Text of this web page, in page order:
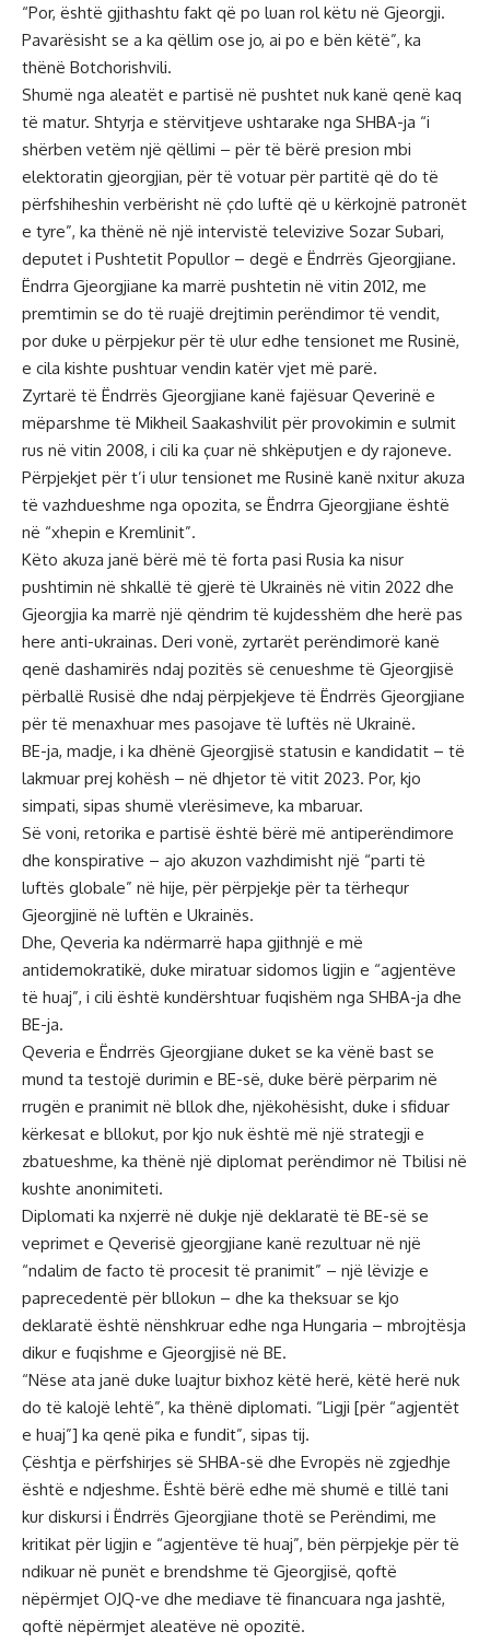
“Por, është gjithashtu fakt që po luan rol këtu në Gjeorgji.
Pavarësisht se a ka qëllim ose jo, ai po e bën këtë”, ka
thënë Botchorishvili.
Shumë nga aleatët e partisë në pushtet nuk kanë qenë kaq
të matur. Shtyrja e stërvitjeve ushtarake nga SHBA-ja “i
shërben vetëm një qëllimi – për të bërë presion mbi
elektoratin gjeorgjian, për të votuar për partitë që do të
përfshiheshin verbërisht në çdo luftë që u kërkojnë patronët
e tyre”, ka thënë në një intervistë televizive Sozar Subari,
deputet i Pushtetit Popullor – degë e Ëndrrës Gjeorgjiane.
Ëndrra Gjeorgjiane ka marrë pushtetin në vitin 2012, me
premtimin se do të ruajë drejtimin perëndimor të vendit,
por duke u përpjekur për të ulur edhe tensionet me Rusinë,
e cila kishte pushtuar vendin katër vjet më parë.
Zyrtarë të Ëndrrës Gjeorgjiane kanë fajësuar Qeverinë e
mëparshme të Mikheil Saakashvilit për provokimin e sulmit
rus në vitin 2008, i cili ka çuar në shkëputjen e dy rajoneve.
Përpjekjet për t’i ulur tensionet me Rusinë kanë nxitur akuza
të vazhdueshme nga opozita, se Ëndrra Gjeorgjiane është
në “xhepin e Kremlinit”.
Këto akuza janë bërë më të forta pasi Rusia ka nisur
pushtimin në shkallë të gjerë të Ukrainës në vitin 2022 dhe
Gjeorgjia ka marrë një qëndrim të kujdesshëm dhe herë pas
here anti-ukrainas. Deri vonë, zyrtarët perëndimorë kanë
qenë dashamirës ndaj pozitës së cenueshme të Gjeorgjisë
përballë Rusisë dhe ndaj përpjekjeve të Ëndrrës Gjeorgjiane
për të menaxhuar mes pasojave të luftës në Ukrainë.
BE-ja, madje, i ka dhënë Gjeorgjisë statusin e kandidatit – të
lakmuar prej kohësh – në dhjetor të vitit 2023. Por, kjo
simpati, sipas shumë vlerësimeve, ka mbaruar.
Së voni, retorika e partisë është bërë më antiperëndimore
dhe konspirative – ajo akuzon vazhdimisht një “parti të
luftës globale” në hije, për përpjekje për ta tërhequr
Gjeorgjinë në luftën e Ukrainës.
Dhe, Qeveria ka ndërmarrë hapa gjithnjë e më
antidemokratikë, duke miratuar sidomos ligjin e “agjentëve
të huaj”, i cili është kundërshtuar fuqishëm nga SHBA-ja dhe
BE-ja.
Qeveria e Ëndrrës Gjeorgjiane duket se ka vënë bast se
mund ta testojë durimin e BE-së, duke bërë përparim në
rrugën e pranimit në bllok dhe, njëkohësisht, duke i sfiduar
kërkesat e bllokut, por kjo nuk është më një strategji e
zbatueshme, ka thënë një diplomat perëndimor në Tbilisi në
kushte anonimiteti.
Diplomati ka nxjerrë në dukje një deklaratë të BE-së se
veprimet e Qeverisë gjeorgjiane kanë rezultuar në një
“ndalim de facto të procesit të pranimit” – një lëvizje e
paprecedentë për bllokun – dhe ka theksuar se kjo
deklaratë është nënshkruar edhe nga Hungaria – mbrojtësja
dikur e fuqishme e Gjeorgjisë në BE.
“Nëse ata janë duke luajtur bixhoz këtë herë, këtë herë nuk
do të kalojë lehtë”, ka thënë diplomati. “Ligji [për “agjentët
e huaj”] ka qenë pika e fundit”, sipas tij.
Çështja e përfshirjes së SHBA-së dhe Evropës në zgjedhje
është e ndjeshme. Është bërë edhe më shumë e tillë tani
kur diskursi i Ëndrrës Gjeorgjiane thotë se Perëndimi, me
kritikat për ligjin e “agjentëve të huaj”, bën përpjekje për të
ndikuar në punët e brendshme të Gjeorgjisë, qoftë
nëpërmjet OJQ-ve dhe mediave të financuara nga jashtë,
qoftë nëpërmjet aleatëve në opozitë.